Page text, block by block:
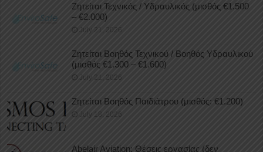
Ζητείται Τεχνικός / Υδραυλικός (μισθός €1.500
– €2.000)
July 21, 2026
Ζητείται Βοηθός Τεχνικού / Βοηθός Υδραυλικού
(μισθός €1.300 – €1.600)
July 21, 2026
Ζητείται Βοηθός Παιδιάτρου (μισθός: €1.200)
July 18, 2026
Abelair Aviation: Θέσεις εργασίας (δεν